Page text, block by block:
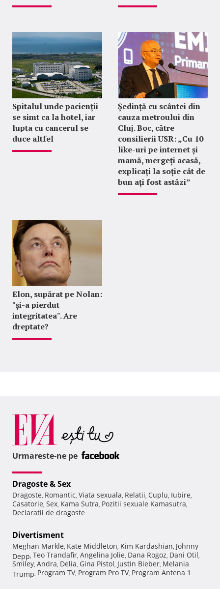
Spitalul unde pacienții
se simt ca la hotel, iar
lupta cu cancerul se
duce altfel
Ședință cu scântei din
cauza metroului din
Cluj. Boc, către
consilierii USR: „Cu 10
like-uri pe internet și
mamă, mergeți acasă,
explicați la soție cât de
bun ați fost astăzi”
Elon, supărat pe Nolan:
"şi-a pierdut
integritatea". Are
dreptate?
Urmareste-ne pe
Dragoste & Sex
Dragoste, Romantic, Viata sexuala, Relatii, Cuplu, Iubire,
Casatorie, Sex, Kama Sutra, Pozitii sexuale Kamasutra,
Declaratii de dragoste
Divertisment
Meghan Markle, Kate Middleton, Kim Kardashian, Johnny
Depp, Teo Trandafir, Angelina Jolie, Dana Rogoz, Dani Otil,
Smiley, Andra, Delia, Gina Pistol, Justin Bieber, Melania
Trump, Program TV, Program Pro TV, Program Antena 1